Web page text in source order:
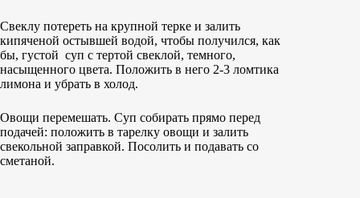
Свеклу потереть на крупной терке и залить
кипяченой остывшей водой, чтобы получился, как
бы, густой суп с тертой свеклой, темного,
насыщенного цвета. Положить в него 2-3 ломтика
лимона и убрать в холод.
Овощи перемешать. Суп собирать прямо перед
подачей: положить в тарелку овощи и залить
свекольной заправкой. Посолить и подавать со
сметаной.